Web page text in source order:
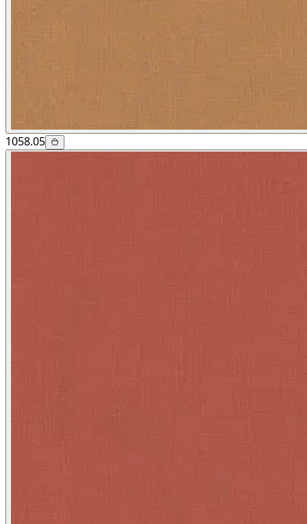
1058.05